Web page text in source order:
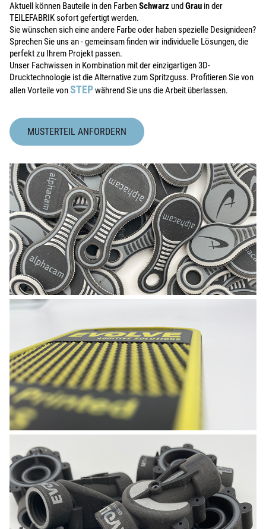
Aktuell können Bauteile in den FarbenSchwarz undGrau in der
TEILEFABRIK sofort gefertigt werden.
Sie wünschen sich eine andere Farbe oder haben spezielle Designideen?
Sprechen Sie uns an - gemeinsam finden wir individuelle Lösungen, die
perfekt zu Ihrem Projekt passen.
Unser Fachwissen in Kombination mit der einzigartigen 3D-
Drucktechnologie ist die Alternative zum Spritzguss. Profitieren Sie von
allen Vorteile vonSTEPwährend Sie uns die Arbeit überlassen.
MUSTERTEIL ANFORDERN